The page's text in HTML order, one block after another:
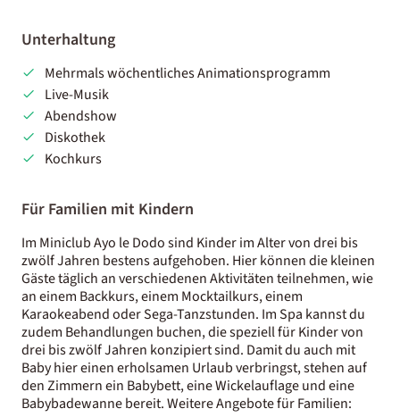
Unterhaltung
Mehrmals wöchentliches Animationsprogramm
Live-Musik
Abendshow
Diskothek
Kochkurs
Für Familien mit Kindern
Im Miniclub Ayo le Dodo sind Kinder im Alter von drei bis
zwölf Jahren bestens aufgehoben. Hier können die kleinen
Gäste täglich an verschiedenen Aktivitäten teilnehmen, wie
an einem Backkurs, einem Mocktailkurs, einem
Karaokeabend oder Sega-Tanzstunden. Im Spa kannst du
zudem Behandlungen buchen, die speziell für Kinder von
drei bis zwölf Jahren konzipiert sind. Damit du auch mit
Baby hier einen erholsamen Urlaub verbringst, stehen auf
den Zimmern ein Babybett, eine Wickelauflage und eine
Babybadewanne bereit. Weitere Angebote für Familien: